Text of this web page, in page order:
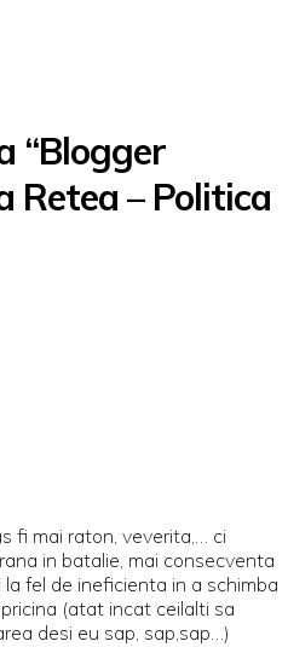
“Blogger
Retea – Politica
fi mai raton, veverita,… ci
in batalie, mai consecventa
fel de ineficienta in a schimba
(atat incat ceilalti sa
desi eu sap, sap,sap…)